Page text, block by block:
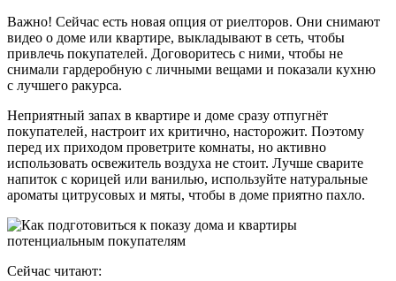
Важно! Сейчас есть новая опция от риелторов. Они снимают
видео о доме или квартире, выкладывают в сеть, чтобы
привлечь покупателей. Договоритесь с ними, чтобы не
снимали гардеробную с личными вещами и показали кухню
с лучшего ракурса.
Неприятный запах в квартире и доме сразу отпугнёт
покупателей, настроит их критично, насторожит. Поэтому
перед их приходом проветрите комнаты, но активно
использовать освежитель воздуха не стоит. Лучше сварите
напиток с корицей или ванилью, используйте натуральные
ароматы цитрусовых и мяты, чтобы в доме приятно пахло.
Сейчас читают: